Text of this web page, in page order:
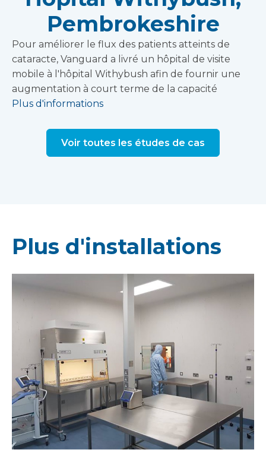
Pembrokeshire
Pour améliorer le flux des patients atteints de
cataracte, Vanguard a livré un hôpital de visite
mobile à l'hôpital Withybush afin de fournir une
augmentation à court terme de la capacité
Plus d'informations
Voir toutes les études de cas
Plus d'installations